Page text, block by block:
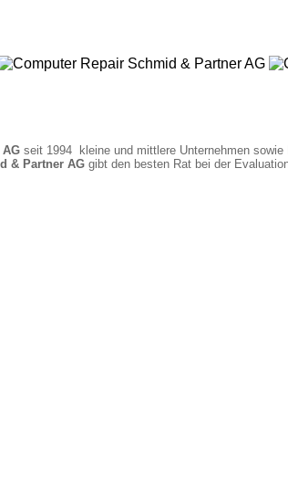
seit 1994 kleine und mittlere Unternehmen
& Partner AG gibt den besten Rat bei der